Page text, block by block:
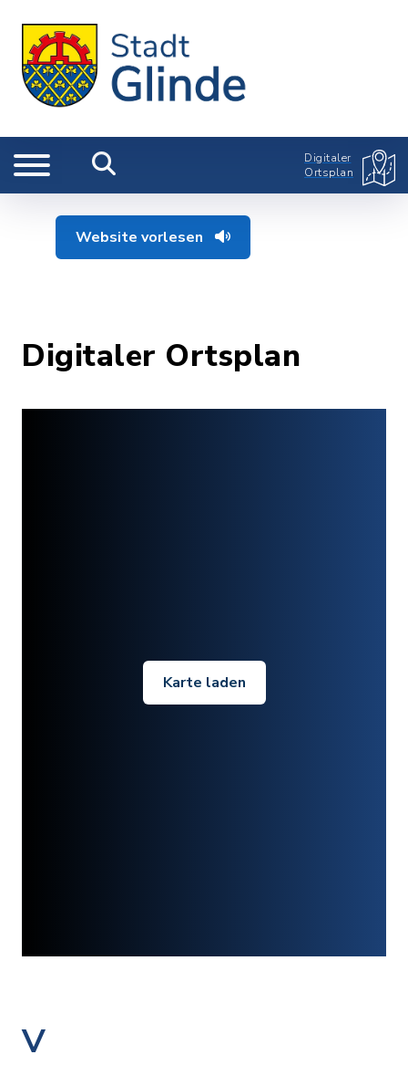
Digitaler
Ortsplan
Website vorlesen
Digitaler Ortsplan
Karte laden
V